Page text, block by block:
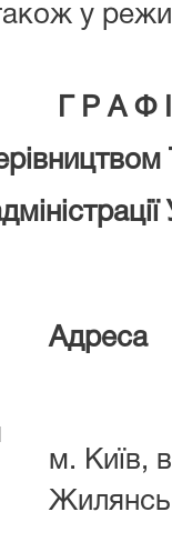
у
Г Р А Ф
Адреса
м. Київ,